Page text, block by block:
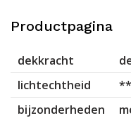
Productpagina
dekkracht
lichtechtheid
bijzonderheden